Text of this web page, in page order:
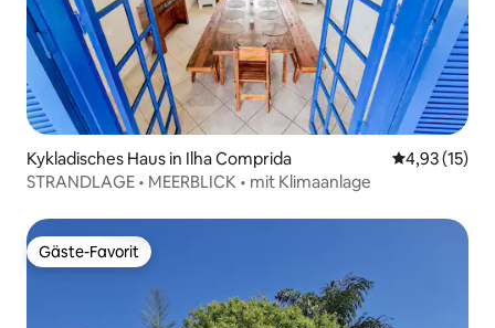
Kykladisches Haus in Ilha Comprida
4,93 (15)
STRANDLAGE • MEERBLICK • mit Klimaanlage
Gäste-Favorit
Gäste-Favorit